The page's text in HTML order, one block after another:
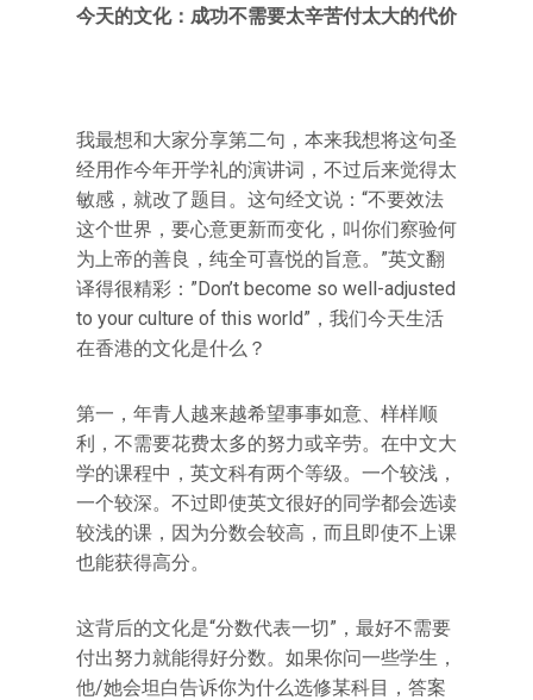
今天的文化：成功不需要太辛苦付太大的代价
我最想和大家分享第二句，本来我想将这句圣
经用作今年开学礼的演讲词，不过后来觉得太
敏感，就改了题目。这句经文说：“不要效法
这个世界，要心意更新而变化，叫你们察验何
为上帝的善良，纯全可喜悦的旨意。”英文翻
译得很精彩：”Don’t become so well-adjusted
to your culture of this world”，我们今天生活
在香港的文化是什么？
第一，年青人越来越希望事事如意、样样顺
利，不需要花费太多的努力或辛劳。在中文大
学的课程中，英文科有两个等级。一个较浅，
一个较深。不过即使英文很好的同学都会选读
较浅的课，因为分数会较高，而且即使不上课
也能获得高分。
这背后的文化是“分数代表一切”，最好不需要
付出努力就能得好分数。如果你问一些学生，
他/她会坦白告诉你为什么选修某科目，答案